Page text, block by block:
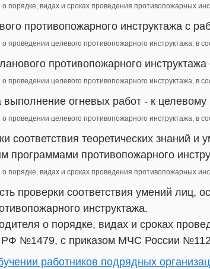
о порядке, видах и сроках проведения противопожарных
противопожарного инструктажа с
о проведении целевого противопожарного инструктажа, в
противопожарного инструктажа
о проведении целевого противопожарного инструктажа, в
выполнение огневых работ - к
о проведении целевого противопожарного
соответствия теоретических знаний
программами противопожарного
о порядке, видах и сроках проведения противопожарных
проверки соответствия умений
инструктажа.
о порядке, видах и сроках
№1479, с приказом МЧС России
работников подрядных